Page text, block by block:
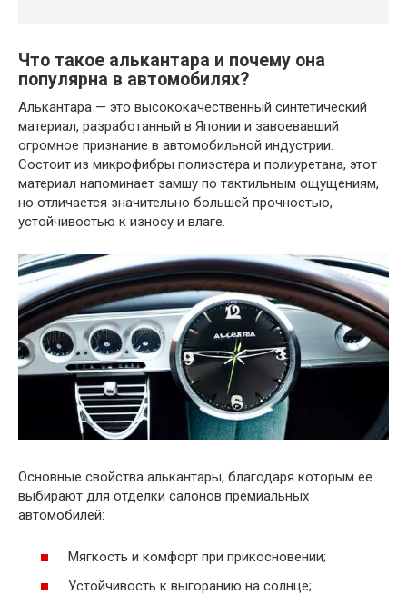
Что такое алькантара и почему она
популярна в автомобилях?
Алькантара — это высококачественный синтетический
материал, разработанный в Японии и завоевавший
огромное признание в автомобильной индустрии.
Состоит из микрофибры полиэстера и полиуретана, этот
материал напоминает замшу по тактильным ощущениям,
но отличается значительно большей прочностью,
устойчивостью к износу и влаге.
Основные свойства алькантары, благодаря которым ее
выбирают для отделки салонов премиальных
автомобилей:
Мягкость и комфорт при прикосновении;
Устойчивость к выгоранию на солнце;